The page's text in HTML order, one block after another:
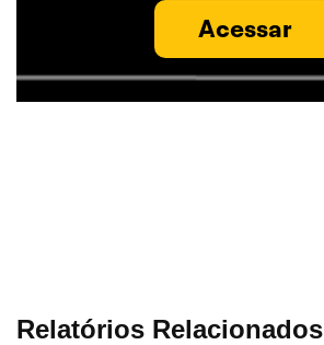
Acessar
Relatórios Relacionados